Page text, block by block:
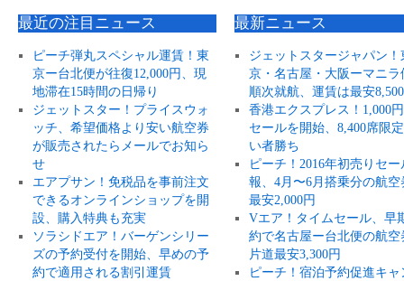
最近の注目ニュース
ピーチ弾丸スペシャル運賃！東
京ー台北便が往復12,000円、現
地滞在15時間の日帰り
ジェットスター！プライスウォ
ッチ、希望価格より安い航空券
が販売されたらメールでお知ら
せ
エアプサン！免税品を事前注文
できるオンラインショップを開
設、購入特典も充実
ソラシドエア！バーゲンシリー
ズの予約受付を開始、早めの予
約で適用される割引運賃
最新ニュース
ジェットスタージャパン！
京・名古屋・大阪ーマニラ
順次就航、運賃は最安
香港エクスプレス！1,000
セールを開始、8,400席限
い者勝ち
ピーチ！2016年初売りセー
報、4月〜6月搭乗分の航空
最安2,000円
Vエア！タイムセール、早
約で名古屋ー台北便の航空
片道最安3,300円
ピーチ！宿泊予約促進キャ